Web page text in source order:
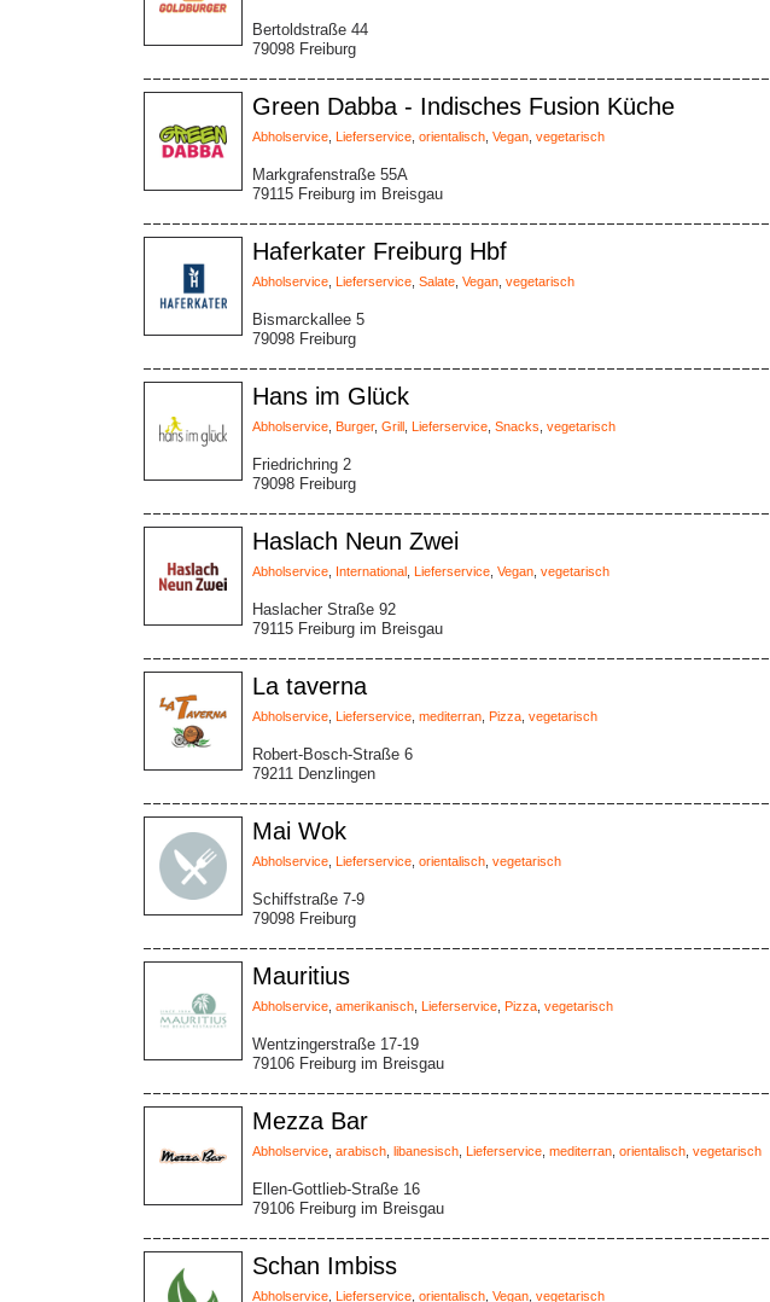
Bertoldstraße 44
79098 Freiburg
Green Dabba - Indisches Fusion Küche
Abholservice Lieferservice orientalisch Vegan vegetarisch
Markgrafenstraße 55A
79115 Freiburg im Breisgau
Haferkater Freiburg Hbf
Abholservice Lieferservice Salate Vegan vegetarisch
Bismarckallee 5
79098 Freiburg
Hans im Glück
Abholservice Burger, Grill Lieferservice Snacks vegetarisch
Friedrichring 2
79098 Freiburg
Haslach Neun Zwei
Abholservice International Lieferservice Vegan vegetarisch
Haslacher Straße 92
79115 Freiburg im Breisgau
La taverna
Abholservice Lieferservice mediterran Pizza vegetarisch
Robert-Bosch-Straße 6
79211 Denzlingen
Mai Wok
Abholservice Lieferservice orientalisch vegetarisch
Schiffstraße 7-9
79098 Freiburg
Mauritius
Abholservice amerikanisch Lieferservice Pizza vegetarisch
Wentzingerstraße 17-19
79106 Freiburg im Breisgau
Mezza Bar
Abholservice arabisch libanesisch Lieferservice mediterran orientalisch vegetarisch
Ellen-Gottlieb-Straße 16
79106 Freiburg im Breisgau
Schan Imbiss
Abholservice Lieferservice orientalisch Vegan vegetarisch